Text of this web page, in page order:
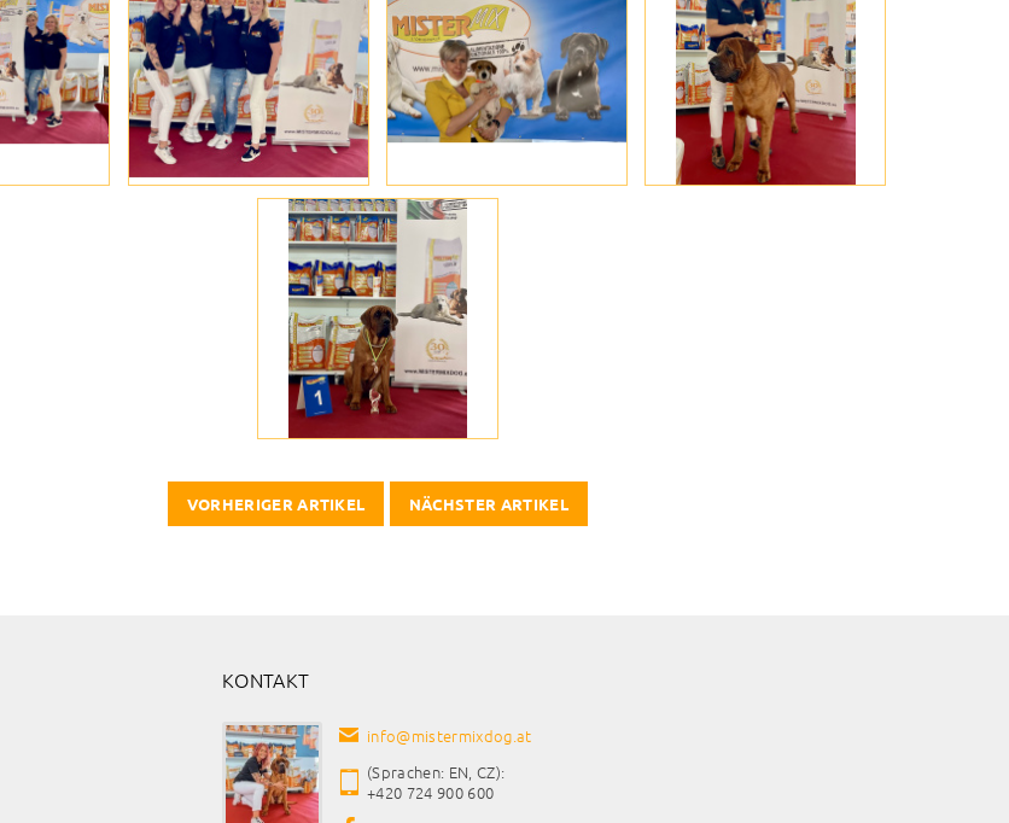
VORHERIGER ARTIKEL NÄCHSTER ARTIKEL
KONTAKT
info@mistermixdog.at
(Sprachen: EN, CZ):
+420 724 900 600